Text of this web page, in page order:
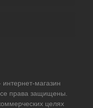
магазин
права защищены.
целях